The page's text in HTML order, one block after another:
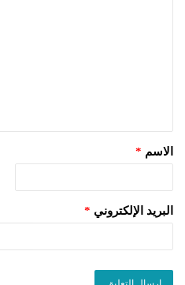
الاسم *
البريد الإلكتروني *